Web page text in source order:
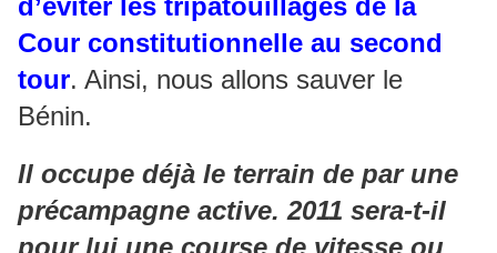
d’éviter les tripatouillages de la
Cour constitutionnelle au second
tour. Ainsi, nous allons sauver le
Bénin.
Il occupe déjà le terrain de par une
précampagne active. 2011 sera-t-il